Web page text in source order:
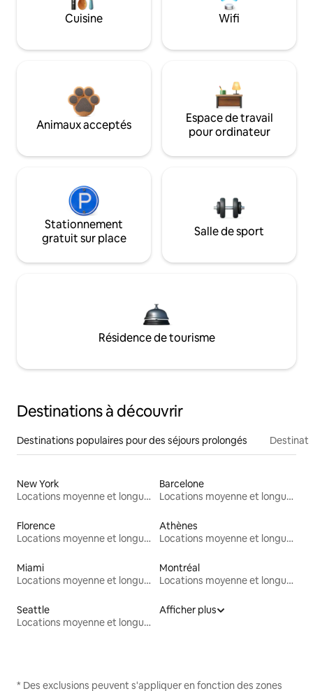
Cuisine Wifi
Animaux acceptés
Espace de travail
pour ordinateur
Stationnement
gratuit sur place
Salle de sport
Résidence de tourisme
Destinations à découvrir
Destinations populaires pour des séjours prolongés
New York
Locations moyenne et longue durée
Barcelone
Locations moyenne et longue durée
Florence
Locations moyenne et longue durée
Athènes
Locations moyenne et longue durée
Miami
Locations moyenne et longue durée
Montréal
Locations moyenne et longue durée
Seattle
Locations moyenne et longue durée
Afficher plus
* Des exclusions peuvent s'appliquer en fonction des zones